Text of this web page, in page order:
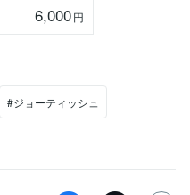
6,000円
#ジョーティッシュ